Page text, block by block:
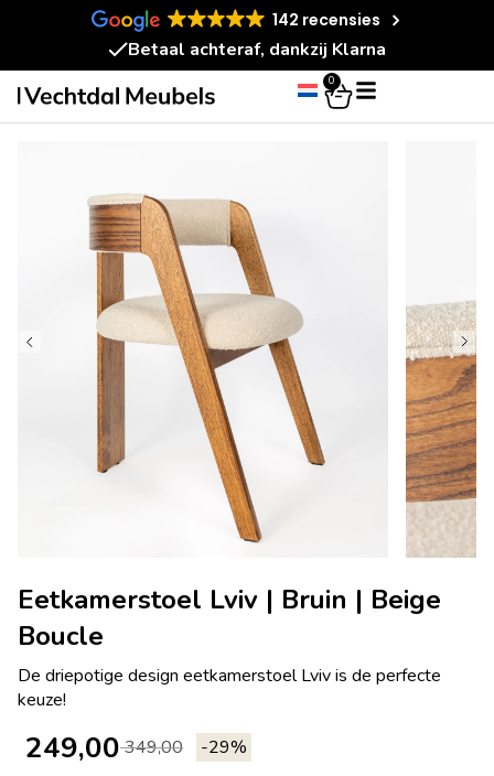
142 recensies
14 dagen bedenktermijn
0
Eetkamerstoel Lviv | Bruin | Beige
Boucle
De driepotige design eetkamerstoel Lviv is de perfecte
keuze!
-29%
349,00
249,00